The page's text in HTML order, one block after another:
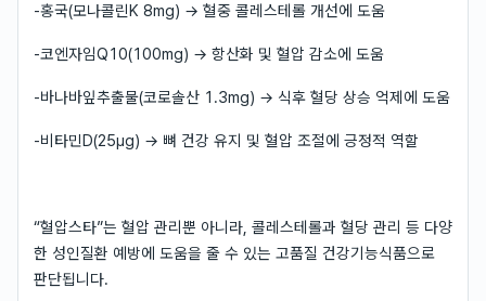
-홍국(모나콜린K 8mg) → 혈중 콜레스테롤 개선에 도움
-코엔자임Q10(100mg) → 항산화 및 혈압 감소에 도움
-바나바잎추출물(코로솔산 1.3mg) → 식후 혈당 상승 억제에 도움
-비타민D(25μg) → 뼈 건강 유지 및 혈압 조절에 긍정적 역할
“혈압스타”는 혈압 관리뿐 아니라, 콜레스테롤과 혈당 관리 등 다양
한 성인질환 예방에 도움을 줄 수 있는 고품질 건강기능식품으로
판단됩니다.